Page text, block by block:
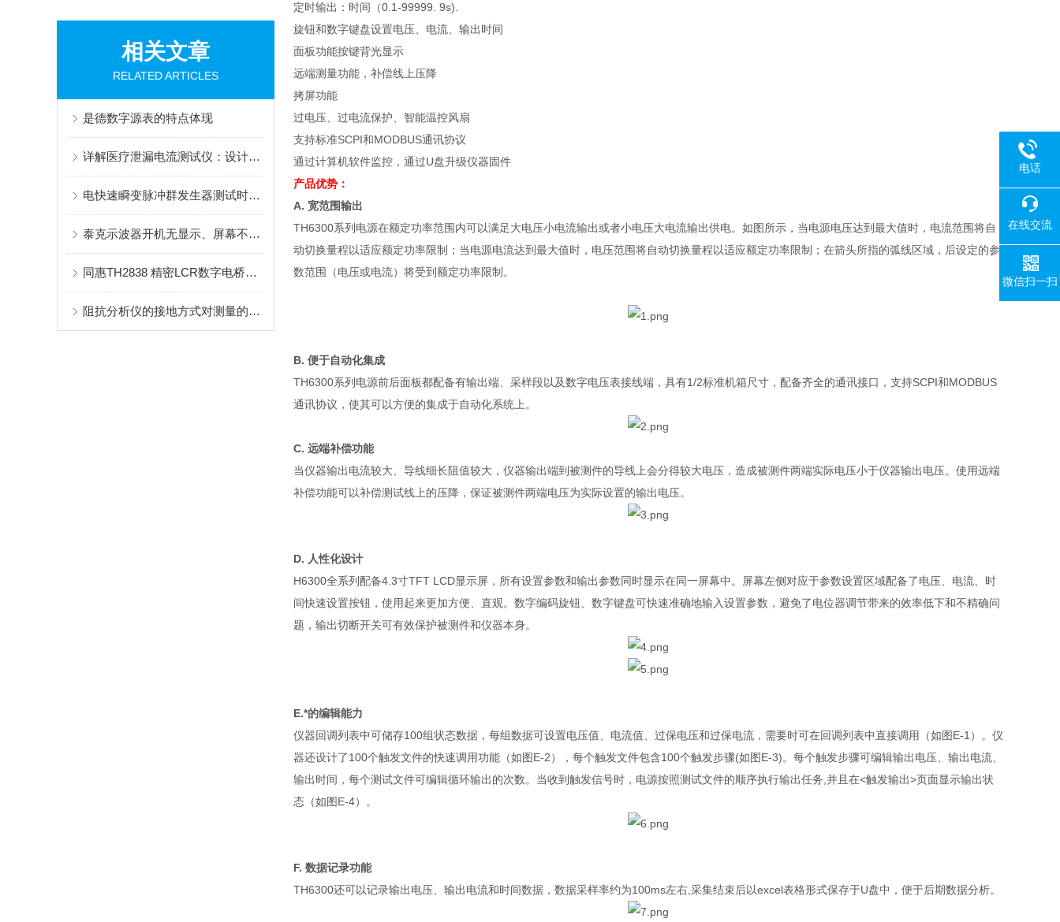
相关文章
RELATED ARTICLES
是德数字源表的特点体现
详解医疗泄漏电流测试仪：设计亮点、安全保障与精准测试
电快速瞬变脉冲群发生器测试时干扰施加方式
泰克示波器开机无显示、屏幕不亮？自查与解决步骤详解
同惠TH2838 精密LCR数字电桥使用方法
阻抗分析仪的接地方式对测量的影响
定时输出：时间（0.1-99999. 9s).
旋钮和数字键盘设置电压、电流、输出时间
面板功能按键背光显示
远端测量功能，补偿线上压降
拷屏功能
过电压、过电流保护、智能温控风扇
支持标准SCPI和MODBUS通讯协议
通过计算机软件监控，通过U盘升级仪器固件
产品优势：
A. 宽范围输出
TH6300系列电源在额定功率范围内可以满足大电压小电流输出或者小电压大电流输出供电。如图所示，当电源电压达到最大值时，电流范围将自
动切换量程以适应额定功率限制；当电源电流达到最大值时，电压范围将自动切换量程以适应额定功率限制；在箭头所指的弧线区域，后设定的参
数范围（电压或电流）将受到额定功率限制。
B. 便于自动化集成
TH6300系列电源前后面板都配备有输出端、采样段以及数字电压表接线端，具有1/2标准机箱尺寸，配备齐全的通讯接口，支持SCPI和MODBUS
通讯协议，使其可以方便的集成于自动化系统上。
C. 远端补偿功能
当仪器输出电流较大、导线细长阻值较大，仪器输出端到被测件的导线上会分得较大电压，造成被测件两端实际电压小于仪器输出电压。使用远端
补偿功能可以补偿测试线上的压降，保证被测件两端电压为实际设置的输出电压。
D. 人性化设计
H6300全系列配备4.3寸TFT LCD显示屏，所有设置参数和输出参数同时显示在同一屏幕中。屏幕左侧对应于参数设置区域配备了电压、电流、时
间快速设置按钮，使用起来更加方便、直观。数字编码旋钮、数字键盘可快速准确地输入设置参数，避免了电位器调节带来的效率低下和不精确问
题，输出切断开关可有效保护被测件和仪器本身。
E.*的编辑能力
仪器回调列表中可储存100组状态数据，每组数据可设置电压值、电流值、过保电压和过保电流，需要时可在回调列表中直接调用（如图E-1 ）。仪
器还设计了100个触发文件的快速调用功能（如图E-2），每个触发文件包含100个触发步骤(如图E-3)。每个触发步骤可编辑输出电压、输出电流、
输出时间，每个测试文件可编辑循环输出的次数。当收到触发信号时，电源按照测试文件的顺序执行输出任务 并且在<触发输出>页面显示输出状
态（如图E-4）。
F. 数据记录功能
TH6300还可以记录输出电压、输出电流和时间数据，数据采样率约为100ms左右 采集结束后以excel表格形式保存于U盘中，便于后期数据分析。
电话
在线交流
微信扫一扫